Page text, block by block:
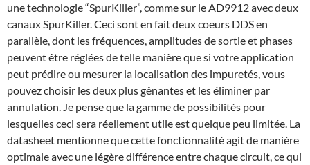
une technologie “SpurKiller”, comme sur le AD9912 avec deux
canaux SpurKiller. Ceci sont en fait deux coeurs DDS en
parallèle, dont les fréquences, amplitudes de sortie et phases
peuvent être réglées de telle manière que si votre application
peut prédire ou mesurer la localisation des impuretés, vous
pouvez choisir les deux plus gênantes et les éliminer par
annulation. Je pense que la gamme de possibilités pour
lesquelles ceci sera réellement utile est quelque peu limitée. La
datasheet mentionne que cette fonctionnalité agit de manière
optimale avec une légère différence entre chaque circuit, ce qui